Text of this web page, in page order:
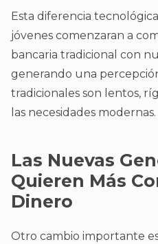
Esta diferencia
jóvenes comenzaran a
bancaria tradicional con
generando una
tradicionales son lentos,
las necesidades modernas.
Las Nuevas
Quieren Más
Dinero
Otro cambio importante